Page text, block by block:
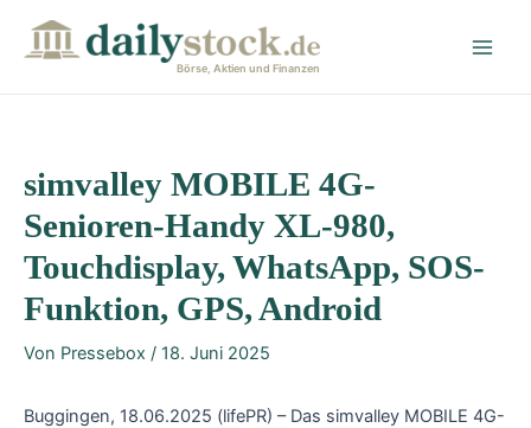
Börse, Aktien und Finanzen
simvalley MOBILE 4G-
Senioren-Handy XL-980,
Touchdisplay, WhatsApp, SOS-
Funktion, GPS, Android
Von Pressebox / 18. Juni 2025
Buggingen, 18.06.2025 (lifePR) – Das simvalley MOBILE 4G-